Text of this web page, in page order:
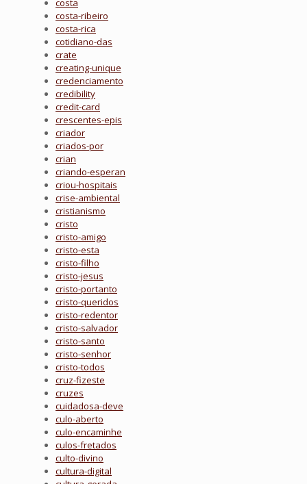
costa
costa-ribeiro
costa-rica
cotidiano-das
crate
creating-unique
credenciamento
credibility
credit-card
crescentes-epis
criador
criados-por
crian
criando-esperan
criou-hospitais
crise-ambiental
cristianismo
cristo
cristo-amigo
cristo-esta
cristo-filho
cristo-jesus
cristo-portanto
cristo-queridos
cristo-redentor
cristo-salvador
cristo-santo
cristo-senhor
cristo-todos
cruz-fizeste
cruzes
cuidadosa-deve
culo-aberto
culo-encaminhe
culos-fretados
culto-divino
cultura-digital